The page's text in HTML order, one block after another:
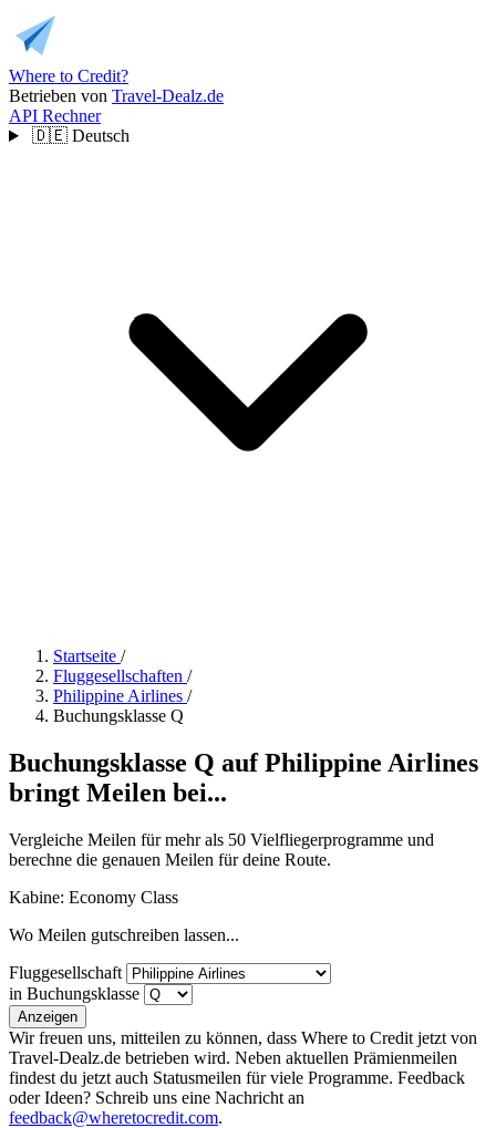
Where to Credit?
Betrieben von Travel-Dealz.de
API Rechner
🇩🇪 Deutsch
Startseite /
Fluggesellschaften /
Philippine Airlines /
Buchungsklasse Q
Buchungsklasse Q auf Philippine Airlines
bringt Meilen bei...
Vergleiche Meilen für mehr als 50 Vielfliegerprogramme und
berechne die genauen Meilen für deine Route.
Kabine: Economy Class
Wo Meilen gutschreiben lassen...
Fluggesellschaft
in Buchungsklasse
Anzeigen
Wir freuen uns, mitteilen zu können, dass Where to Credit jetzt von
Travel-Dealz.de betrieben wird. Neben aktuellen Prämienmeilen
findest du jetzt auch Statusmeilen für viele Programme. Feedback
oder Ideen? Schreib uns eine Nachricht an
feedback@wheretocredit.com.